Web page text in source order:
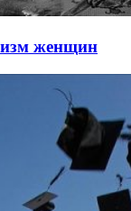
женщин